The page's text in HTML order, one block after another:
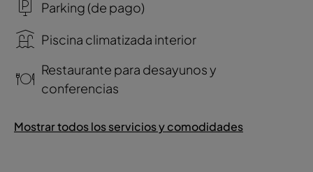
Parking (de pago)
Piscina climatizada interior
Restaurante para desayunos y
conferencias
Mostrar todos los servicios y comodidades